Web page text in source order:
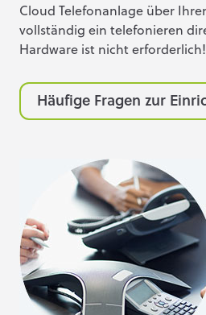
Cloud Telefonanlage über
vollständig ein telefonieren
Hardware ist nicht erforderlich!
Häufige Fragen zur